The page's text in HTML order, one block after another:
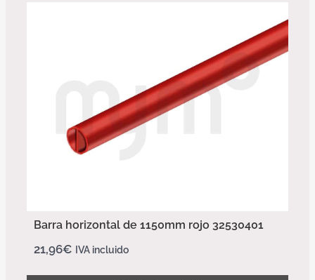
Barra horizontal de 1150mm rojo 32530401
21,96€ IVA incluido